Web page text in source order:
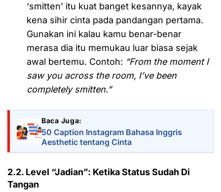
‘smitten’ itu kuat banget kesannya, kayak
kena sihir cinta pada pandangan pertama.
Gunakan ini kalau kamu benar-benar
merasa dia itu memukau luar biasa sejak
awal bertemu. Contoh: “From the moment I
saw you across the room, I’ve been
completely smitten.”
Baca Juga:
50 Caption Instagram Bahasa Inggris
Aesthetic tentang Cinta
2.2. Level “Jadian”: Ketika Status Sudah Di
Tangan